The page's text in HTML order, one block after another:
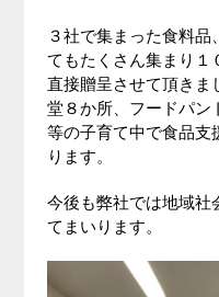
３社で集まった食料品
てもたくさん集まり１
直接贈呈させて頂きま
堂８か所、フードパン
等の子育て中で食品支
ります。
今後も弊社では地域社
てまいります。